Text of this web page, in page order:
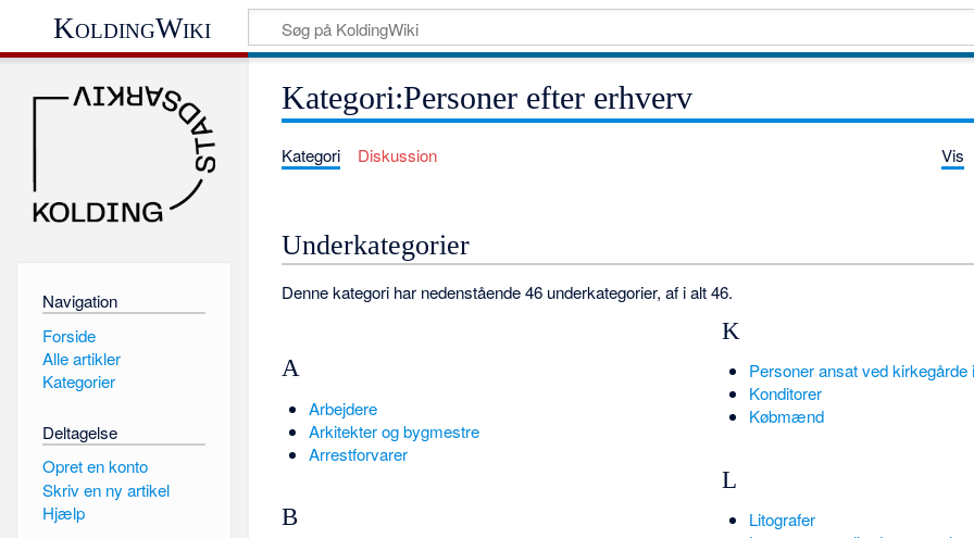
KoldingWiki
Kategori:Personer efter erhverv
Kategori Diskussion Vis
Underkategorier
Denne kategori har nedenstående 46 underkategorier, af i alt 46.
A
Arbejdere
Arkitekter og bygmestre
Arrestforvarer
B
K
Personer ansat ved kirkegårde
Konditorer
Købmænd
L
Litografer
Navigation
Forside
Alle artikler
Kategorier
Deltagelse
Opret en konto
Skriv en ny artikel
Hjælp